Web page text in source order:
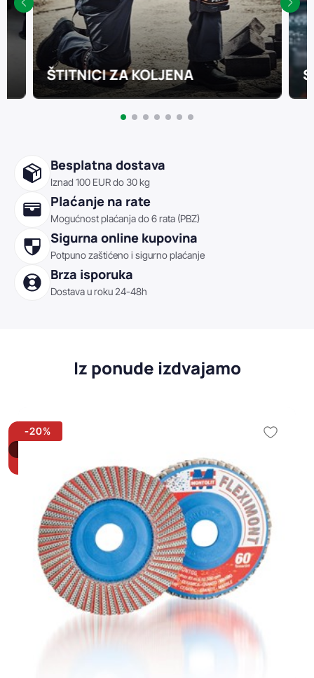
ŠTITNICI ZA KOLJENA
Besplatna dostava
Iznad 100 EUR do 30 kg
Plaćanje na rate
Mogućnost plaćanja do 6 rata (PBZ)
Sigurna online kupovina
Potpuno zaštićeno i sigurno plaćanje
Brza isporuka
Dostava u roku 24-48h
Iz ponude izdvajamo
-20%